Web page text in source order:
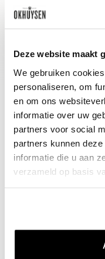
Deze website maakt
We gebruiken
personaliseren, om
en om ons
informatie over uw
partners voor social
partners kunnen
informatie die u aan
verzameld op basis
Risotto
Nieuws &
Vandaag voor